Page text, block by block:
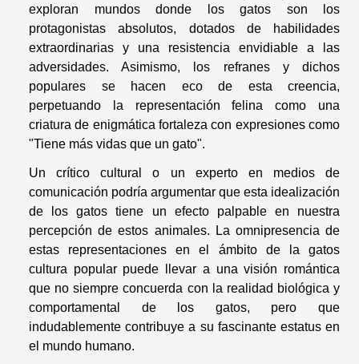
exploran mundos donde los gatos son los
protagonistas absolutos, dotados de habilidades
extraordinarias y una resistencia envidiable a las
adversidades. Asimismo, los refranes y dichos
populares se hacen eco de esta creencia,
perpetuando la representación felina como una
criatura de enigmática fortaleza con expresiones como
"Tiene más vidas que un gato".
Un crítico cultural o un experto en medios de
comunicación podría argumentar que esta idealización
de los gatos tiene un efecto palpable en nuestra
percepción de estos animales. La omnipresencia de
estas representaciones en el ámbito de la gatos
cultura popular puede llevar a una visión romántica
que no siempre concuerda con la realidad biológica y
comportamental de los gatos, pero que
indudablemente contribuye a su fascinante estatus en
el mundo humano.